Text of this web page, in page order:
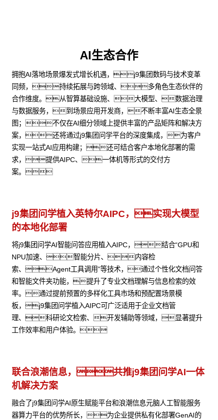
AI生态合作
拥抱AI落地场景爆发式增长机遇，j9集团数码与技术变革
同频，持续拓展与跨领域、多角色生态伙伴的
合作维度。从智算基础设施、大模型、数据治理
与数据服务，到场景应用开发商，不断丰富AI生态全景
图；不仅在AI细分领域上提供丰富的产品矩阵和解决方
案，还将通过j9集团问学平台的深度集成，为客户
实现一站式AI应用构建；还可结合客户本地化部署的需
求，提供AIPC、一体机等形式的交付方
案。
j9集团问学植入英特尔AIPC，实现大模型
的本地化部署
将j9集团问学AI智能问答应用植入AIPC，结合“GPU和
NPU加速、智能分片、内容检
索、Agent工具调用”等技术，通过个性化文档问答
和智能文件夹功能，提升了专业文档理解与信息检索的效
率。通过提前预置的多样化工具市场和预配置场景模
板，j9集团问学植入AIPC可广泛适用于企业文档管
理、科研论文检索、开发辅助等领域，显著提升
工作效率和用户体验。
联合浪潮信息，共推j9集团问学AI一体
机解决方案
融合了j9集团问学AI原生赋能平台和浪潮信息元脑人工智能服务
器算力平台的优势所长，为企业提供私有化部署GenAI的